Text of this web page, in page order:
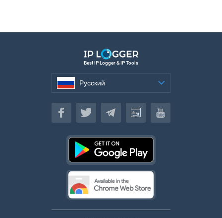
Best IP Logger & IP Tools
Русский
Русский